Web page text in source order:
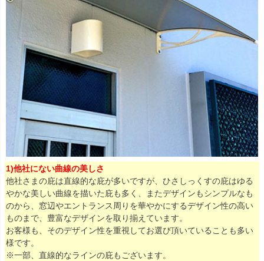
1)他社にない曲線の美しさ
他社さまの庇は直線的な庇が多いですが、ひさしっくすの庇はゆる
やかな美しい曲線を描いた庇も多く、またデザインもシンプルなも
のから、窓辺やエントランス周りを華やかにするデザイン性の高い
ものまで、豊富なデザインを取り揃えています。
お客様も、そのデザイン性を重視してお選び頂いていることも多い
様です。
※一部、直線的なラインの庇もございます。